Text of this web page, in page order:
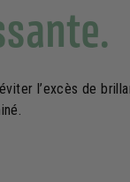
l’excès de